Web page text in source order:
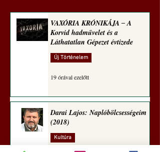
VAXÓRIA KRÓNIKÁJA ‒ A
Korvid hadművelet és a
Láthatatlan Gépezet évtizede
Új Történelem
19 órával ezelőtt
Darai Lajos: Naplóbölcsességeim
(2018)
Kultúra